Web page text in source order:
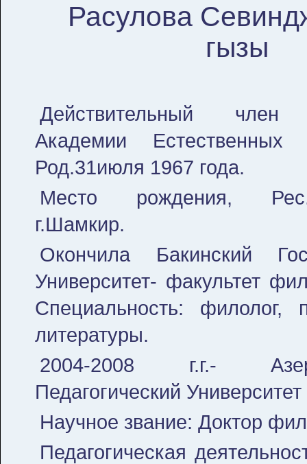
Расулова
гызы
Действительный член
Aкадемии
Род.31июля 1967 года.
Место рождения,
г.Шамкир.
Окончила Бакинский
Университет- факультет
Специальность: филолог,
литературы.
2004-2008 г.г.-
Педагогический
Научное звание: Доктор
Педагогическая